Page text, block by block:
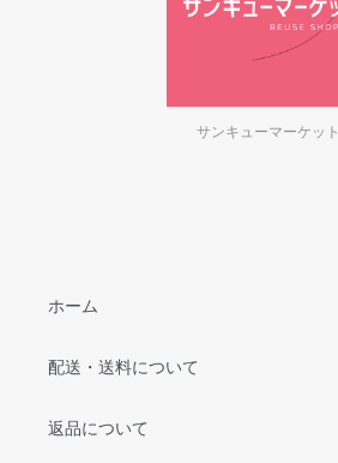
サンキューマーケット
ホーム
配送・送料について
返品について